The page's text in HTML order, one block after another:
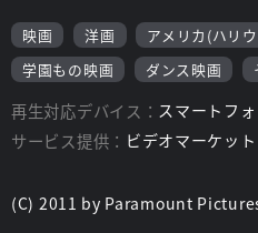
映画 洋画 アメリカ(ハリ
学園もの映画
ダンス映画
再生対応デバイス： スマートフ
サービス提供： ビデオマーケット
(C) 2011 by Paramount